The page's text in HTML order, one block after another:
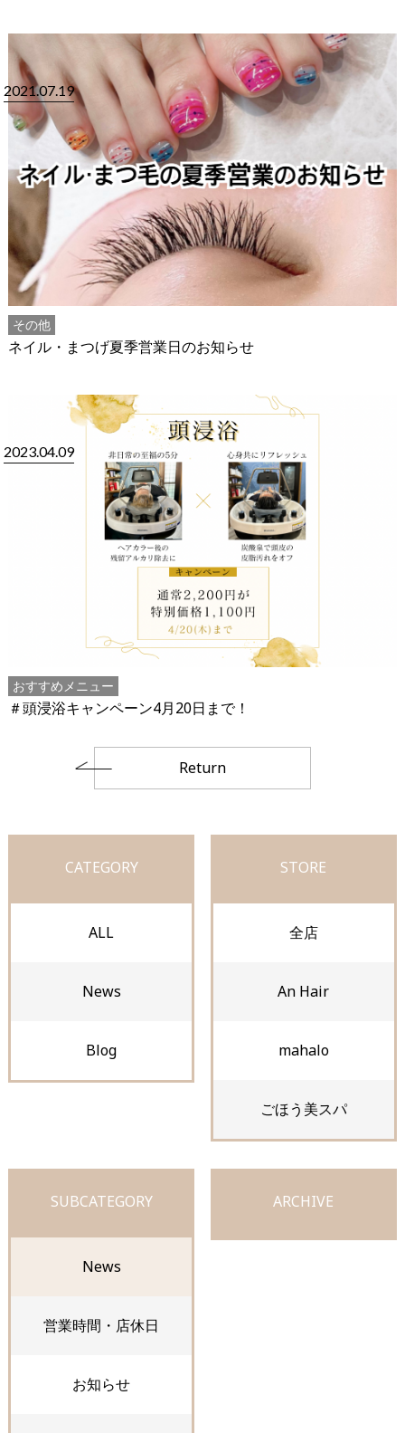
2021.07.19
その他
ネイル・まつげ夏季営業日のお知らせ
2023.04.09
おすすめメニュー
＃頭浸浴キャンペーン4月20日まで！
Return
CATEGORY
ALL
News
Blog
STORE
全店
An Hair
mahalo
ごほう美スパ
SUBCATEGORY
News
営業時間・店休日
お知らせ
ARCHIVE